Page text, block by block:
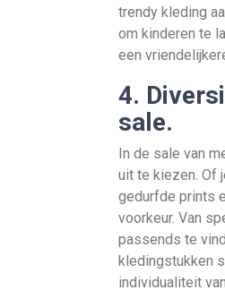
trendy kleding
om kinderen te
een
4.
sale.
In de sale van
uit te kiezen. Of
gedurfde prints
voorkeur. Van
passends te
kledingstukken
individualiteit